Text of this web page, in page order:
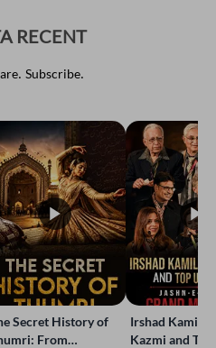
RECENT
Subscribe.
Secret History of
From
Irshad Kamil,
Kazmi and